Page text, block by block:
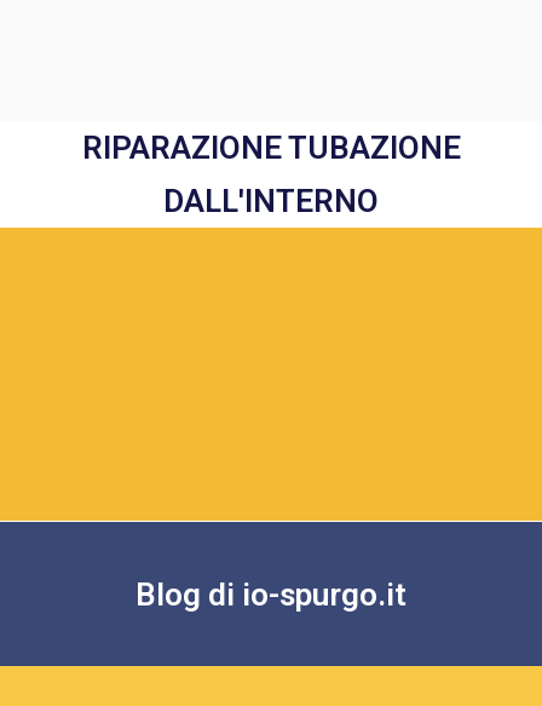
RIPARAZIONE TUBAZIONE
DALL'INTERNO
Blog di io-spurgo.it